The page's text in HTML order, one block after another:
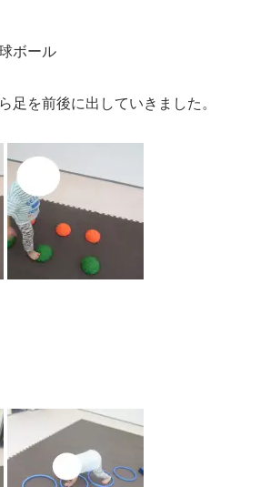
ボール
足を前後に出していきました。